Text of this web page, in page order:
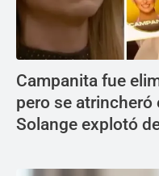
Campanita fue
pero se atrincheró
Solange explotó